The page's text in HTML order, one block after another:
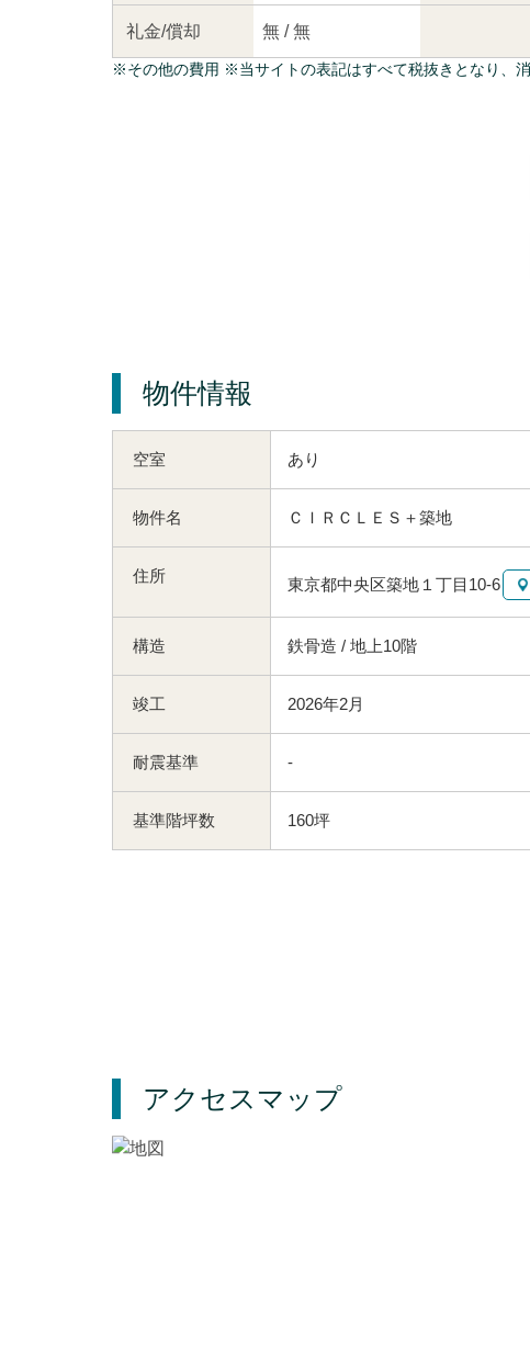
礼金/償却 無 /無
※その他の費用 ※当サイトの表記はすべて税抜きとなり、
物件情報
空室 あり
物件名 ＣＩＲＣＬＥＳ＋築地
住所 東京都中央区築地１丁目10-6
構造 鉄骨造 / 地上10階
竣工 2026年2月
耐震基準 -
基準階坪数 160坪
アクセスマップ